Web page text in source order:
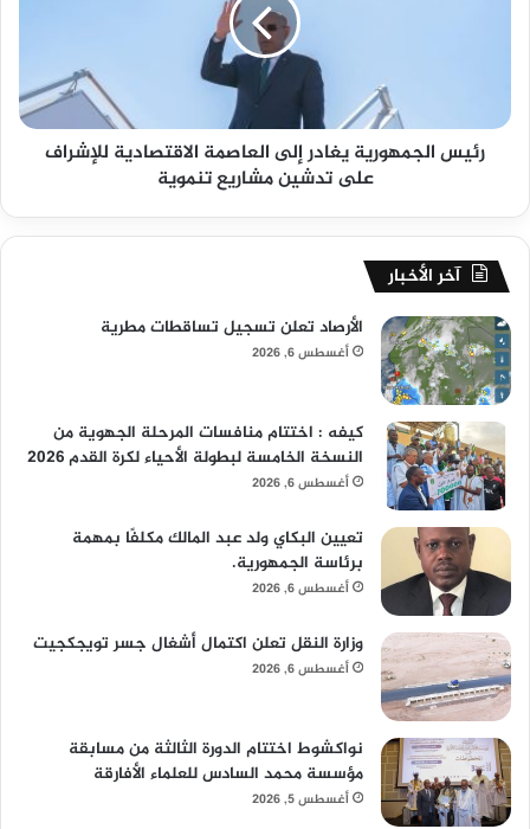
رئيس الجمهورية يغادر إلى العاصمة الاقتصادية للإشراف
على تدشين مشاريع تنموية
آخر الأخبار
الأرصاد تعلن تسجيل تساقطات مطرية
أغسطس 6, 2026
كيفه : اختتام منافسات المرحلة الجهوية من
النسخة الخامسة لبطولة الأحياء لكرة القدم 2026
أغسطس 6, 2026
تعيين البكاي ولد عبد المالك مكلفًا بمهمة
برئاسة الجمهورية.
أغسطس 6, 2026
وزارة النقل تعلن اكتمال أشغال جسر تويجكجيت
أغسطس 6, 2026
نواكشوط اختتام الدورة الثالثة من مسابقة
مؤسسة محمد السادس للعلماء الأفارقة
أغسطس 5, 2026